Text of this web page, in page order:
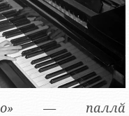
— паллӑ